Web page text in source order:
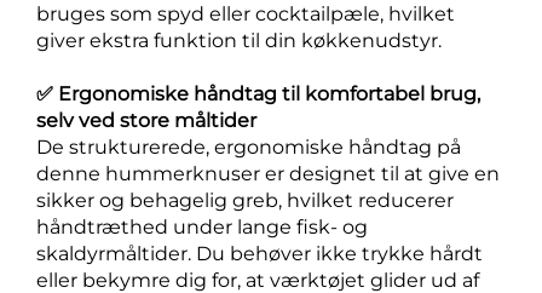
bruges som spyd eller cocktailpæle, hvilket
giver ekstra funktion til din køkkenudstyr.
✅ Ergonomiske håndtag til komfortabel brug,
selv ved store måltider
De strukturerede, ergonomiske håndtag på
denne hummerknuser er designet til at give en
sikker og behagelig greb, hvilket reducerer
håndtræthed under lange fisk- og
skaldyrmåltider. Du behøver ikke trykke hårdt
eller bekymre dig for, at værktøjet glider ud af